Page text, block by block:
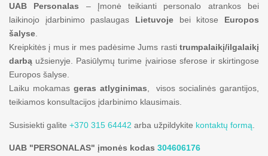
UAB Personalas – Įmonė teikianti personalo atrankos bei
laikinojo įdarbinimo paslaugas Lietuvoje bei kitose Europos
šalyse
Kreipkitės į mus ir mes padėsime Jums rasti trumpalaikį/ilgalaikį
darbą užsienyje. Pasiūlymų turime įvairiose sferose ir skirtingose
Europos šalyse.
Laiku mokamas geras atlyginimas , visos socialinės garantijos,
teikiamos konsultacijos įdarbinimo klausimais.
Susisiekti galite +370 315 64442 arba užpildykite kontaktų formą
UAB "PERSONALAS" įmonės kodas 304606176